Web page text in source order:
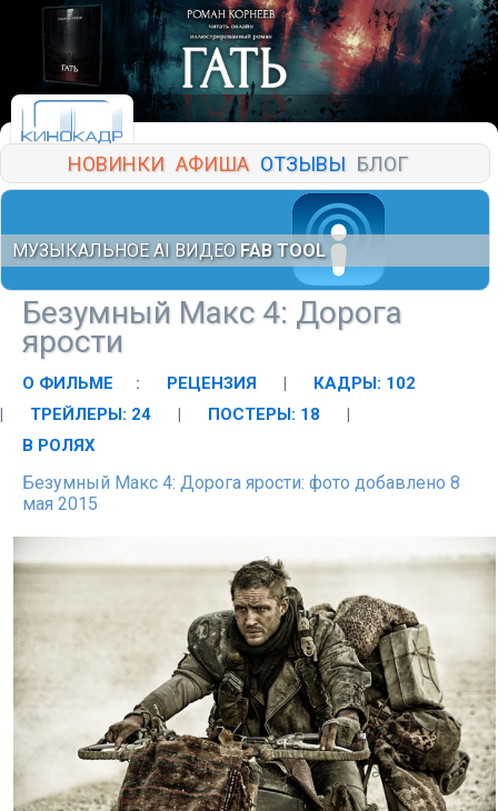
НОВИНКИ АФИША ОТЗЫВЫ БЛОГ
МУЗЫКАЛЬНОЕ AI ВИДЕО FAB TOOL
Безумный Макс 4: Дорога
ярости
О ФИЛЬМЕ : РЕЦЕНЗИЯ |
КАДРЫ: 102
|
ТРЕЙЛЕРЫ: 24 | ПОСТЕРЫ: 18
|
В РОЛЯХ
Безумный Макс 4: Дорога ярости: фото добавлено 8
мая 2015